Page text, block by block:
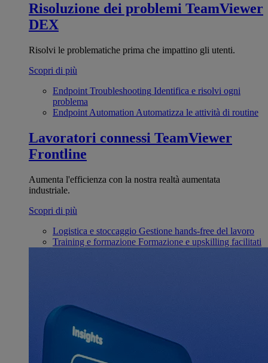
Risoluzione dei problemi TeamViewer
DEX
Risolvi le problematiche prima che impattino gli utenti.
Scopri di più
Endpoint Troubleshooting Identifica e risolvi ogni
problema
Endpoint Automation Automatizza le attività di routine
Lavoratori connessi TeamViewer
Frontline
Aumenta l'efficienza con la nostra realtà aumentata
industriale.
Scopri di più
Logistica e stoccaggio Gestione hands-free del lavoro
Training e formazione Formazione e upskilling facilitati